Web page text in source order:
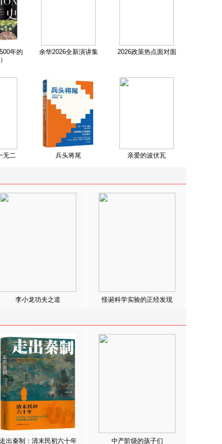
年的
余华2026全新演讲集 2026政策热点面对面
无二 兵头将尾 亲爱的波伏瓦
李小龙功夫之道 怪诞科学实验的正经发现
出秦制：清末民初六十年 中产阶级的孩子们